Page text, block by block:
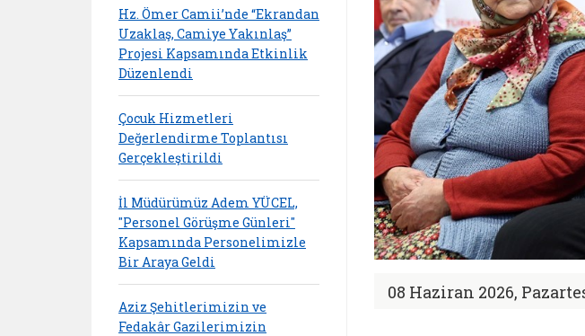
08 Haziran 2026,
Hz. Ömer Camii’nde “Ekrandan
Uzaklaş, Camiye Yakınlaş”
Projesi Kapsamında Etkinlik
Düzenlendi
Çocuk Hizmetleri
Değerlendirme Toplantısı
Gerçekleştirildi
İl Müdürümüz Adem YÜCEL,
"Personel Görüşme Günleri"
Kapsamında Personelimizle
Bir Araya Geldi
Aziz Şehitlerimizin ve
Fedakâr Gazilerimizin